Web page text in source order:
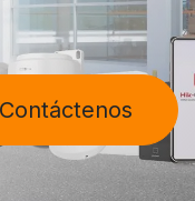
Contáctenos